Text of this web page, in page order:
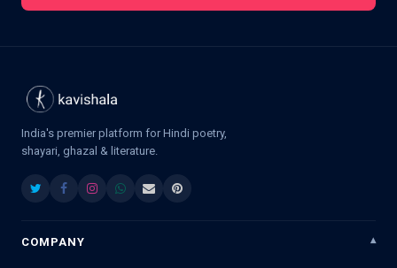
India's premier platform for Hindi poetry,
shayari, ghazal & literature.
COMPANY